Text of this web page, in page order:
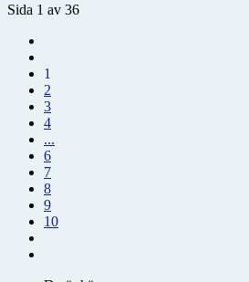
Sida 1 av 36
1
2
3
4
...
6
7
8
9
10